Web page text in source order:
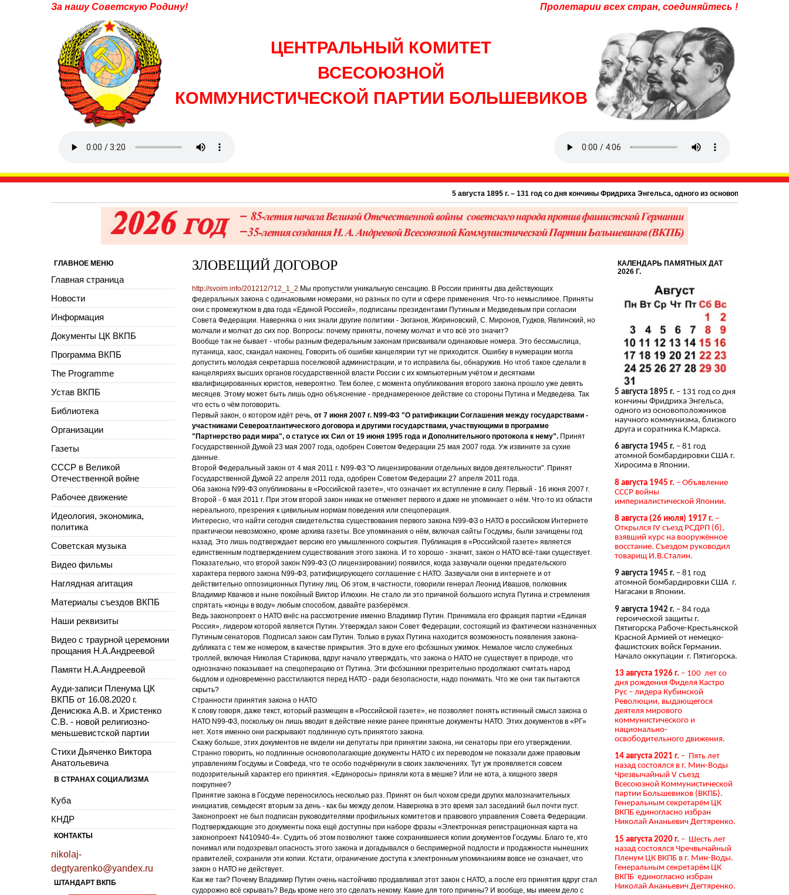
За нашу Советскую Родину! Пролетарии всех стран, соединяйтесь !
ЦЕНТРАЛЬНЫЙ КОМИТЕТ
ВСЕСОЮЗНОЙ
КОММУНИСТИЧЕСКОЙ ПАРТИИ БОЛЬШЕВИКОВ
5 августа 1895 г. – 131 год со дня кончины Фридриха Энгельса, одного из основоположников научного
ЗЛОВЕЩИЙ ДОГОВОР
http://svoim.info/201212/?12_1_2 Мы пропустили уникальную сенсацию. В России приняты два действующих
федеральных закона с одинаковыми номерами, но разных по сути и сфере применения. Что-то немыслимое. Приняты
они с промежутком в два года «Единой Россией», подписаны президентами Путиным и Медведевым при согласии
Совета Федерации. Наверняка о них знали другие политики - Зюганов, Жириновский, С. Миронов, Гудков, Явлинский, но
молчали и молчат до сих пор. Вопросы: почему приняты, почему молчат и что всё это значит?
Вообще так не бывает - чтобы разным федеральным законам присваивали одинаковые номера. Это бессмыслица,
путаница, хаос, скандал наконец. Говорить об ошибке канцелярии тут не приходится. Ошибку в нумерации могла
допустить молодая секретарша поселковой администрации, и то исправила бы, обнаружив. Но чтоб такое сделали в
канцеляриях высших органов государственной власти России с их компьютерным учётом и десятками
квалифицированных юристов, невероятно. Тем более, с момента опубликования второго закона прошло уже девять
месяцев. Этому может быть лишь одно объяснение - преднамеренное действие со стороны Путина и Медведева. Так
что есть о чём поговорить.
Первый закон, о котором идёт речь, от 7 июня 2007 г. N99-ФЗ "О ратификации Соглашения между государствами -
участниками Североатлантического договора и другими государствами, участвующими в программе
"Партнерство ради мира", о статусе их Сил от 19 июня 1995 года и Дополнительного протокола к нему". Принят
Государственной Думой 23 мая 2007 года, одобрен Советом Федерации 25 мая 2007 года. Уж извините за сухие
данные.
Второй Федеральный закон от 4 мая 2011 г. N99-ФЗ "О лицензировании отдельных видов деятельности". Принят
Государственной Думой 22 апреля 2011 года, одобрен Советом Федерации 27 апреля 2011 года.
Оба закона N99-ФЗ опубликованы в «Российской газете», что означает их вступление в силу. Первый - 16 июня 2007 г.
Второй - 6 мая 2011 г. При этом второй закон никак не отменяет первого и даже не упоминает о нём. Что-то из области
нереального, презрения к цивильным нормам поведения или спецоперация.
Интересно, что найти сегодня свидетельства существования первого закона N99-ФЗ о НАТО в российском Интернете
практически невозможно, кроме архива газеты. Все упоминания о нём, включая сайты Госдумы, были зачищены год
назад. Это лишь подтверждает версию его умышленного сокрытия. Публикация в «Российской газете» является
единственным подтверждением существования этого закона. И то хорошо - значит, закон о НАТО всё-таки существует.
Показательно, что второй закон N99-ФЗ (О лицензировании) появился, когда зазвучали оценки предательского
характера первого закона N99-ФЗ, ратифицирующего соглашение с НАТО. Зазвучали они в интернете и от
действительно оппозиционных Путину лиц. Об этом, в частности, говорили генерал Леонид Ивашов, полковник
Владимир Квачков и ныне покойный Виктор Илюхин. Не стало ли это причиной большого испуга Путина и стремления
спрятать «концы в воду» любым способом, давайте разберёмся.
Ведь законопроект о НАТО внёс на рассмотрение именно Владимир Путин. Принимала его фракция партии «Единая
Россия», лидером которой является Путин. Утверждал закон Совет Федерации, состоящий из фактически назначенных
Путиным сенаторов. Подписал закон сам Путин. Только в руках Путина находится возможность появления закона-
дубликата с тем же номером, в качестве прикрытия. Это в духе его фсбэшных ужимок. Немалое число служебных
троллей, включая Николая Старикова, вдруг начало утверждать, что закона о НАТО не существует в природе, что
однозначно показывает на спецоперацию от Путина. Эти фсбэшники презрительно продолжают считать народ
быдлом и одновременно расстилаются перед НАТО - ради безопасности, надо понимать. Что же они так пытаются
скрыть?
Странности принятия закона о НАТО
К слову говоря, даже текст, который размещен в «Российской газете», не позволяет понять истинный смысл закона о
НАТО N99-ФЗ, поскольку он лишь вводит в действие некие ранее принятые документы НАТО. Этих документов в «РГ»
нет. Хотя именно они раскрывают подлинную суть принятого закона.
Скажу больше, этих документов не видели ни депутаты при принятии закона, ни сенаторы при его утверждении.
Странно говорить, но подлинные основополагающие документы НАТО с их переводом не показали даже правовым
управлениям Госдумы и Совфеда, что те особо подчёркнули в своих заключениях. Тут уж проявляется совсем
подозрительный характер его принятия. «Единоросы» приняли кота в мешке? Или не кота, а хищного зверя
покрупнее?
Принятие закона в Госдуме переносилось несколько раз. Принят он был чохом среди других малозначительных
инициатив, семьдесят вторым за день - как бы между делом. Наверняка в это время зал заседаний был почти пуст.
Законопроект не был подписан руководителями профильных комитетов и правового управления Совета Федерации.
Подтверждающие это документы пока ещё доступны при наборе фразы «Электронная регистрационная карта на
законопроект N410940-4». Судить об этом позволяют также сохранившиеся копии документов Госдумы. Благо те, кто
понимал или подозревал опасность этого закона и догадывался о беспримерной подлости и продажности нынешних
правителей, сохранили эти копии. Кстати, ограничение доступа к электронным упоминаниям вовсе не означает, что
закон о НАТО не действует.
Как же так? Почему Владимир Путин очень настойчиво продавливал этот закон с НАТО, а после его принятия вдруг стал
судорожно всё скрывать? Ведь кроме него это сделать некому. Какие для того причины? И вообще, мы имеем дело с
ГЛАВНОЕ МЕНЮ
Главная страница
Новости
Информация
Документы ЦК ВКПБ
Программа ВКПБ
The Programme
Устав ВКПБ
Библиотека
Организации
Газеты
СССР в Великой
Отечественной войне
Рабочее движение
Идеология, экономика,
политика
Советская музыка
Видео фильмы
Наглядная агитация
Материалы съездов ВКПБ
Наши реквизиты
Видео с траурной церемонии
прощания Н.А.Андреевой
Памяти Н.А.Андреевой
Ауди-записи Пленума ЦК
ВКПБ от 16.08.2020 г.
Денисюка А.В. и Христенко
С.В. - новой религиозно-
меньшевистской партии
Стихи Дьяченко Виктора
Анатольевича
В СТРАНАХ СОЦИАЛИЗМА
Куба
КНДР
КОНТАКТЫ
nikolaj-
degtyarenko@yandex.ru
ШТАНДАРТ ВКПБ
КАЛЕНДАРЬ ПАМЯТНЫХ ДАТ
2026 Г.
5 августа 1895 г. – 131 год со дня
кончины Фридриха Энгельса,
одного из основоположников
научного коммунизма, близкого
друга и соратника К.Маркса.
6 августа 1945 г. – 81 год
атомной бомбардировки США г.
Хиросима в Японии.
8 августа 1945 г. – Объявление
СССР войны
империалистической Японии.
8 августа (26 июля) 1917 г. –
Открылся IV съезд РСДРП (б),
взявший курс на вооружённое
восстание. Съездом руководил
товарищ И.В.Сталин.
9 августа 1945 г. – 81 год
атомной бомбардировки США г.
Нагасаки в Японии.
9 августа 1942 г. – 84 года
героической защиты г.
Пятигорска Рабоче-Крестьянской
Красной Армией от немецко-
фашистских войск Германии.
Начало оккупации г. Пятигорска.
13 августа 1926 г. – 100 лет со
дня рождения Фиделя Кастро
Рус – лидера Кубинской
Революции, выдающегося
деятеля мирового
коммунистического и
национально-
освободительного движения.
14 августа 2021 г. – Пять лет
назад состоялся в г. Мин-Воды
Чрезвычайный V съезд
Всесоюзной Коммунистической
партии Большевиков (ВКПБ).
Генеральным секретарём ЦК
ВКПБ единогласно избран
Николай Ананьевич Дегтяренко.
15 августа 2020 г. – Шесть лет
назад состоялся Чречвычайный
Пленум ЦК ВКПБ в г. Мин-Воды.
Генеральным секретарём ЦК
ВКПБ единогласно избран
Николай Ананьевич Дегтяренко.